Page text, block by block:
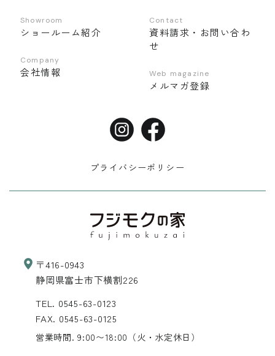
〒416-0943
静岡県富士市下横割226
TEL. 0545-63-0123
FAX. 0545-63-0125
営業時間. 9:00〜18:00 （火・水定休日）
プライバシーポリシー
Showroom
ショールーム紹介
Company
会社情報
Contact
資料請求・お問い合わ
せ
Web magazine
メルマガ登録